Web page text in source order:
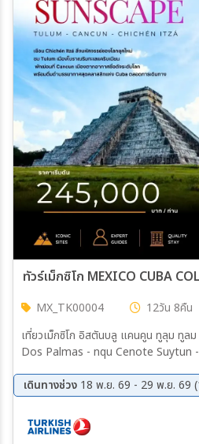
MX_TK00004 12วัน 8คืน
เที่ยวเม็กซิโก อิสตันบลู แคนคูน ทูลุม ทู
Dos Palmas - nqu Cenote Suytun - บายาโดล็ด - ซิเชนอิตชา - เมริ
Delfines - ชมพระอาทิตย์ตก - ฮาวาน่า (
ดลาสสิค ฮาวาน่า (ดิวบา) - พิพิธภัณฑ์เฮมิ
นาร์เดลร์โอ - เมืองวิญาเลส - Cueva del Iกอัง - แดนคูน (เ
บินต่อสู่อิสตันบูล
เดินทางช่วง 18 พ.ย. 69 - 29 พ.ย. 69